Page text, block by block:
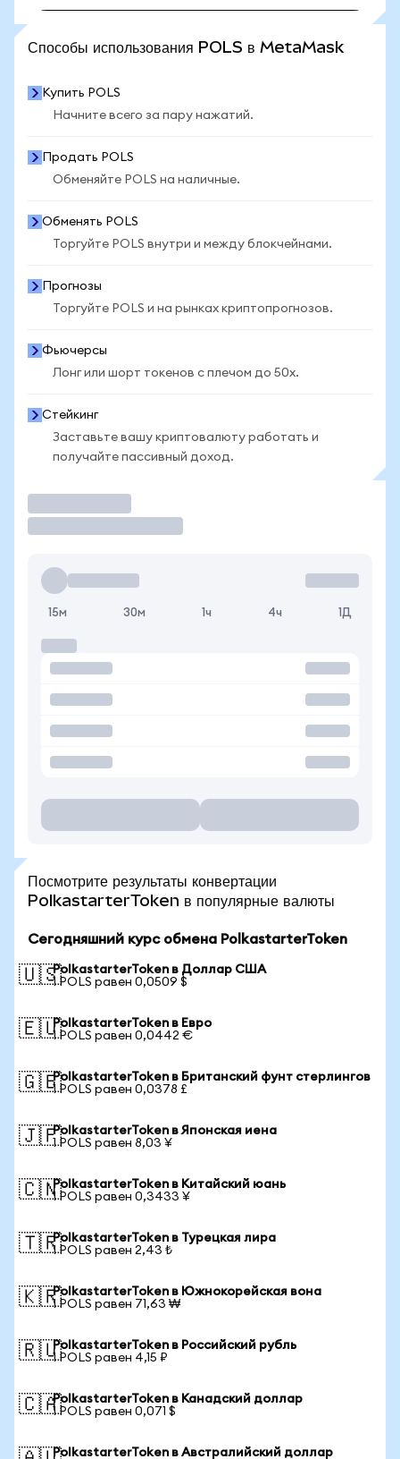
Способы использования POLS в MetaMask
Купить POLS
Начните всего за пару нажатий.
Продать POLS
Обменяйте POLS на наличные.
Обменять POLS
Торгуйте POLS внутри и между блокчейнами.
Прогнозы
Торгуйте POLS и на рынках криптопрогнозов.
Фьючерсы
Лонг или шорт токенов с плечом до 50x.
Стейкинг
Заставьте вашу криптовалюту работать и
получайте пассивный доход.
15м 30м 1ч 4ч 1Д
Посмотрите результаты конвертации
PolkastarterToken в популярные валюты
Сегодняшний курс обмена PolkastarterToken
🇺🇸PolkastarterToken в Доллар США
1 POLS равен 0,0509 $
🇪🇺PolkastarterToken в Евро
1 POLS равен 0,0442 €
🇬🇧PolkastarterToken в Британский фунт стерлингов
1 POLS равен 0,0378 £
🇯🇵PolkastarterToken в Японская иена
1 POLS равен 8,03 ¥
🇨🇳PolkastarterToken в Китайский юань
1 POLS равен 0,3433 ¥
🇹🇷PolkastarterToken в Турецкая лира
1 POLS равен 2,43 ₺
🇰🇷PolkastarterToken в Южнокорейская вона
1 POLS равен 71,63 ₩
🇷🇺PolkastarterToken в Российский рубль
1 POLS равен 4,15 ₽
🇨🇦PolkastarterToken в Канадский доллар
1 POLS равен 0,071 $
PolkastarterToken в Австралийский доллар